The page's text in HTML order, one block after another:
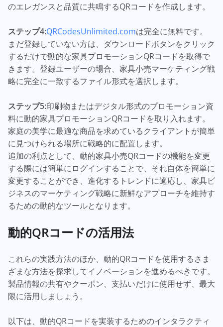
のエレガンスと品質に共鳴するQRコードを作成します。
ステップ4:QRCodesUnlimited.comは完全に無料です。
まだ登録していない方は、ダウンロードボタンをクリック
するだけで動的な家具プロモーションQRコードを取得で
きます。登録ユーザーの場合、家具小売マーケティング戦
略に完全に一致するファイル形式を選択します。
ステップ5:印刷物またはデジタル形式のプロモーション資
料に動的家具プロモーションQRコードを取り入れます。
家庭の美学に最適な商品を求めているクライアントが簡単
に見つけられる場所に戦略的に配置します。
追加の利点として、動的家具小売QRコードの機能を変更
する際には簡単にログインすることで、それ自体を簡単に
変更することができ、進化するトレンドに適応し、家具ビ
ジネスのマーケティング戦略に新鮮なアプローチを維持す
るための動的なツールとなります。
動的QRコードの活用法
これらの実践方法のほか、動的QRコードを使用するさま
ざまな方法を探求してイノベーションを進めるべきです。
製品情報の共有やクーポン、支払いだけに使用せず、最大
限に活用しましょう。
以下は、動的QRコードを実装するためのインタラクティ